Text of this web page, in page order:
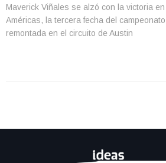
Maverick Viñales se alzó con la victoria
Américas, la tercera fecha del
remontada en el circuito de Austin